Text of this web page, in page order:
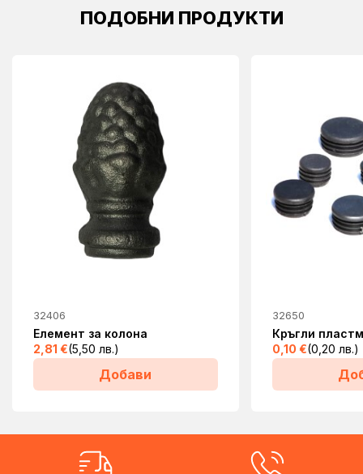
ПОДОБНИ ПРОДУКТИ
32406
Елемент за колона
2,81 €(5,50 лв.)
Добави
32650
Кръгли
0,10 €(0,20 лв.)
This
product
has
variants.
be